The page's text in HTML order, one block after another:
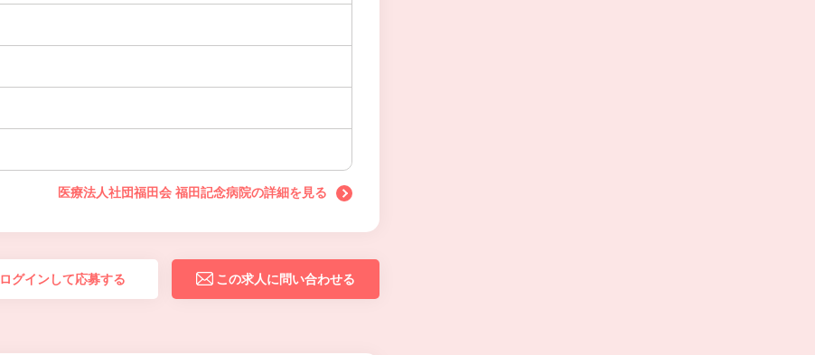
医療法人社団福田会 福田記念病院の詳細を見る
ログインして応募する この求人に問い合わせる